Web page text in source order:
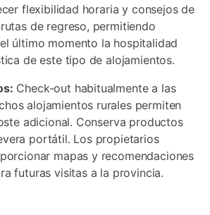
flexibilidad horaria y consejos de
de regreso, permitiendo
último momento la hospitalidad
de este tipo de alojamientos.
Check-out habitualmente a las
alojamientos rurales permiten
adicional. Conserva productos
portátil. Los propietarios
mapas y recomendaciones
futuras visitas a la provincia.